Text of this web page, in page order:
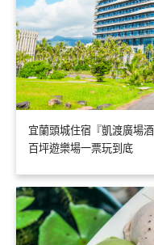
宜蘭頭城住宿『凱渡廣場
百坪遊樂場一票玩到底